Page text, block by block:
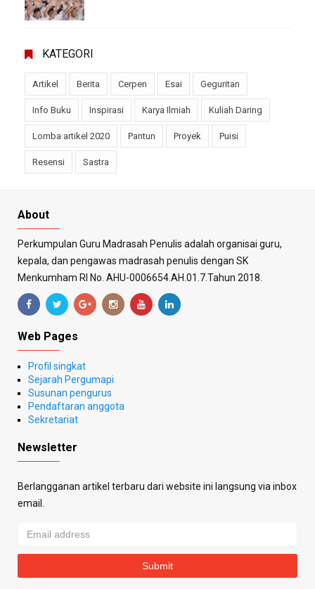
KATEGORI
Artikel Berita Cerpen Esai Geguritan
Info Buku Inspirasi Karya Ilmiah Kuliah Daring
Lomba artikel 2020 Pantun Proyek Puisi
Resensi Sastra
About
Perkumpulan Guru Madrasah Penulis adalah organisai guru,
kepala, dan pengawas madrasah penulis dengan SK
Menkumham RI No. AHU-0006654.AH.01.7.Tahun 2018.
Web Pages
Profil singkat
Sejarah Pergumapi
Susunan pengurus
Pendaftaran anggota
Sekretariat
Newsletter
Berlangganan artikel terbaru dari website ini langsung via inbox
email.